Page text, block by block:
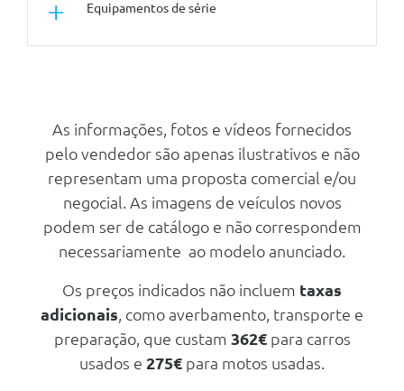
Equipamentos de série
Farois Automaticos (On-Off)
Fecho Central
Comandos Audio No Volante
Volante Multifuncoes
E Aquecidos
Volante Com Regulação Em
Altura
Ar Condicionado Manual
Vidros Dianteiros Electricos
As informações, fotos e vídeos fornecidos
pelo vendedor são apenas ilustrativos e não
representam uma proposta comercial e/ou
negocial. As imagens de veículos novos
podem ser de catálogo e não correspondem
necessariamente ao modelo anunciado.
Os preços indicados não incluem taxas
adicionais , como averbamento, transporte e
preparação, que custam 362€para carros
usados e 275€ para motos usadas.